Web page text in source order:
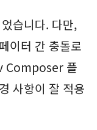
습니다. 다만,
이터 간 충돌로
Composer 플
사항이 잘 적용